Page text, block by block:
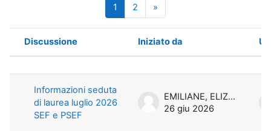
1 Pagina 1
2 Pagina 2
»
Stato
Discussione Iniziato da
Informazioni seduta
di laurea luglio 2026
SEF e PSEF
EMILIANE, ELIZABETH, MARIE RUBAT DU MERAC
26 giu 2026